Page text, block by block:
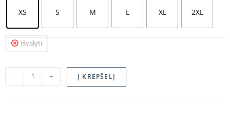
XS S M L XL 2XL
Išvalyti
- + Į KREPŠELĮ